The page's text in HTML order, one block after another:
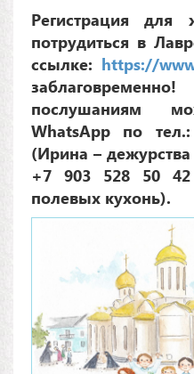
Регистрация для
потрудиться в
ссылке: https://
послушаниям
WhatsApp по
(Ирина –
+7 903 528 50
полевых кухонь).